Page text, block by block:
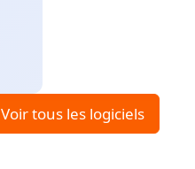
Voir tous les logiciels